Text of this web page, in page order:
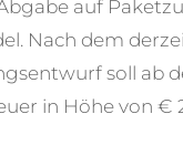
auf
Nach dem
soll ab
in Höhe von €